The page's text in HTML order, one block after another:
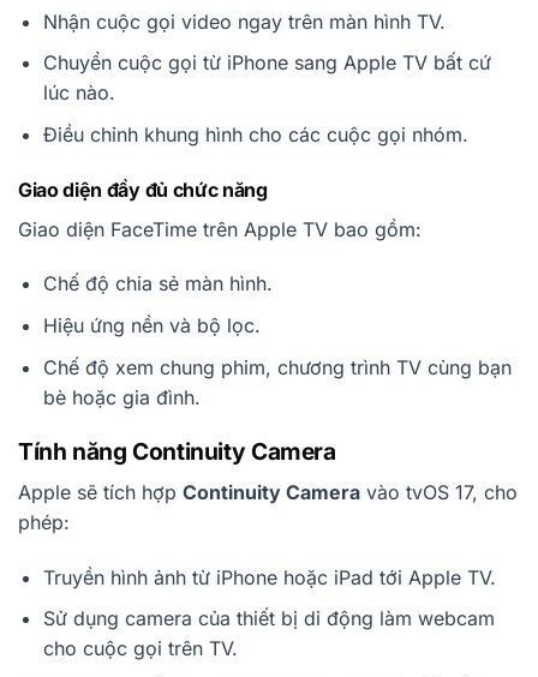
Nhận cuộc gọi video ngay trên màn hình TV.
Chuyển cuộc gọi từ iPhone sang Apple TV bất cứ
lúc nào.
Điều chỉnh khung hình cho các cuộc gọi nhóm.
Giao diện đầy đủ chức năng
Giao diện FaceTime trên Apple TV bao gồm:
Chế độ chia sẻ màn hình.
Hiệu ứng nền và bộ lọc.
Chế độ xem chung phim, chương trình TV cùng bạn
bè hoặc gia đình.
Tính năng Continuity Camera
Apple sẽ tích hợp Continuity Camera vào tvOS 17, cho
phép:
Truyền hình ảnh từ iPhone hoặc iPad tới Apple TV.
Sử dụng camera của thiết bị di động làm webcam
cho cuộc gọi trên TV.